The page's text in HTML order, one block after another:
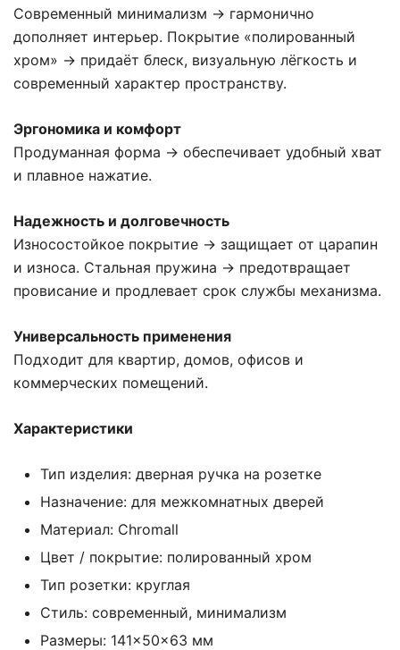
Современный минимализм → гармонично
дополняет интерьер. Покрытие «полированный
хром» → придаёт блеск, визуальную лёгкость и
современный характер пространству.
Эргономика и комфорт
Продуманная форма → обеспечивает удобный хват
и плавное нажатие.
Надежность и долговечность
Износостойкое покрытие → защищает от царапин
и износа. Стальная пружина → предотвращает
провисание и продлевает срок службы механизма.
Универсальность применения
Подходит для квартир, домов, офисов и
коммерческих помещений.
Характеристики
Тип изделия: дверная ручка на розетке
Назначение: для межкомнатных дверей
Материал: Chromall
Цвет / покрытие: полированный хром
Тип розетки: круглая
Стиль: современный, минимализм
Размеры: 141×50×63 мм